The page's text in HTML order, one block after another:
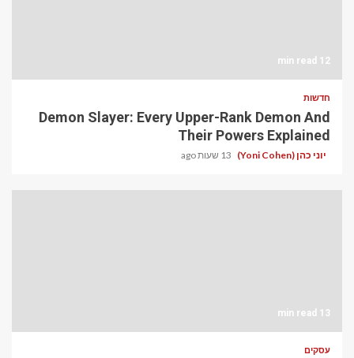
12 min read
חדשות
Demon Slayer: Every Upper-Rank Demon And
Their Powers Explained
יוני כהן (Yoni Cohen) 13 שעות ago
13 min read
עסקים